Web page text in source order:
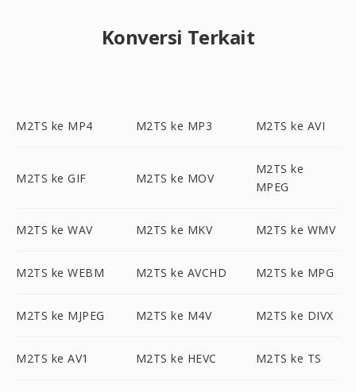
Konversi Terkait
M2TS ke MP4 M2TS ke MP3 M2TS ke AVI
M2TS ke GIF M2TS ke MOV
M2TS ke
MPEG
M2TS ke WAV M2TS ke MKV M2TS ke WMV
M2TS ke WEBM M2TS ke AVCHD M2TS ke MPG
M2TS ke MJPEG M2TS ke M4V M2TS ke DIVX
M2TS ke AV1 M2TS ke HEVC M2TS ke TS